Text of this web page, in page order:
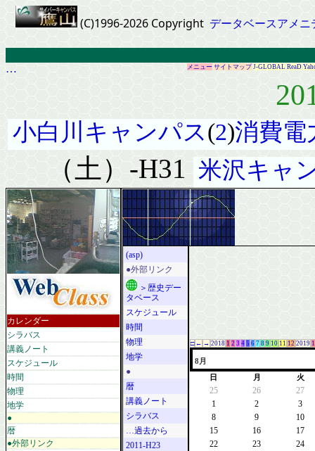
(C)1996-2026 Copyright データベースアメニ
… メニュー サイトマップ J-GLOBAL ReaD
小白川キャンパス(2)消費電
（土）-H31 米沢キャ
カレンダー
シラバス
講義ノート
スケジュール
時間
物理
地学
●
暦
●外部リンク
(asp)
●外部リンク
＞歴史デー
タベース
スケジュール
時間
物理
地学
●
暦
講義ノート
シラバス
…過去から
2011-H23
□ ← → 2018 1 2 3 4 5 6 7 8 9 10 11 12 2019 1
8月
日 月 火
25 26
27
1
2
3
8
9
10
15
16
17
22
23
24